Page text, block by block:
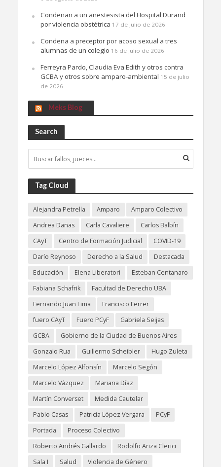
Condenan a un anestesista del Hospital Durand
por violencia obstétrica 17 de julio de 2026
Condena a preceptor por acoso sexual a tres
alumnas de un colegio 16 de julio de 2026
Ferreyra Pardo, Claudia Eva Edith y otros contra
GCBA y otros sobre amparo-ambiental 15 de julio
de 2026
Meks Blog
Search
Tag Cloud
Alejandra Petrella Amparo
Amparo Colectivo
Andrea Danas
Carla Cavaliere
Carlos Balbín
CAyT
Centro de Formación Judicial
COVID-19
Darío Reynoso
Derecho a la Salud
Destacada
Educación
Elena Liberatori
Esteban Centanaro
Fabiana Schafrik
Facultad de Derecho UBA
Fernando Juan Lima
Francisco Ferrer
fuero CAyT
Fuero PCyF
Gabriela Seijas
GCBA
Gobierno de la Ciudad de Buenos Aires
Gonzalo Rua
Guillermo Scheibler
Hugo Zuleta
Marcelo López Alfonsín
Marcelo Segón
Marcelo Vázquez
Mariana Díaz
Martín Converset
Medida Cautelar
Pablo Casas
Patricia López Vergara
PCyF
Portada
Proceso Colectivo
Roberto Andrés Gallardo
Rodolfo Ariza Clerici
Sala I
Salud
Violencia de Género